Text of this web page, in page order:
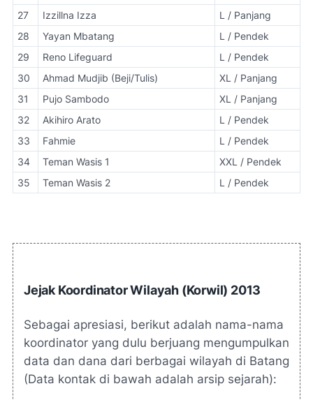
27
Izzillna Izza
L / Panjang
28
Yayan Mbatang
L / Pendek
29
Reno Lifeguard
L / Pendek
30
Ahmad Mudjib (Beji/Tulis)
XL / Panjang
31
Pujo Sambodo
XL / Panjang
32
Akihiro Arato
L / Pendek
33
Fahmie
L / Pendek
34
Teman Wasis 1
XXL / Pendek
35
Teman Wasis 2 L / Pendek
Jejak Koordinator Wilayah (Korwil) 2013
Sebagai apresiasi, berikut adalah nama-nama
koordinator yang dulu berjuang mengumpulkan
data dan dana dari berbagai wilayah di Batang
(Data kontak di bawah adalah arsip sejarah):